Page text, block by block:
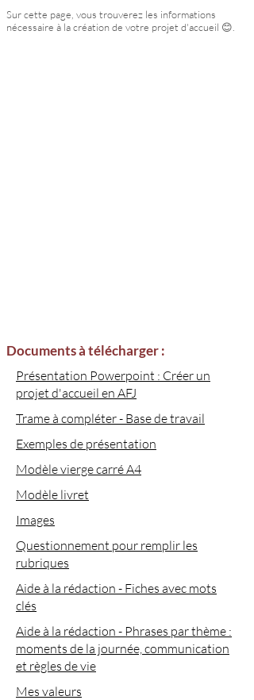
Sur cette page, vous trouverez les informations
nécessaire à la création de votre projet d'accueil 😊.
Documents à télécharger :
Présentation Powerpoint : Créer un
projet d'accueil en AFJ
Trame à compléter - Base de travail
Exemples de présentation
Modèle vierge carré A4
Modèle livret
Images
Questionnement pour remplir les
rubriques
Aide à la rédaction - Fiches avec mots
clés
Aide à la rédaction - Phrases par thème :
moments de la journée, communication
et règles de vie
Mes valeurs